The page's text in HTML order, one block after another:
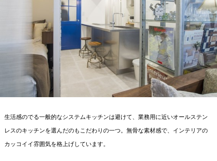
生活感のでる一般的なシステムキッチンは避けて、業務用に近いオールステン
レスのキッチンを選んだのもこだわりの一つ。無骨な素材感で、インテリアの
カッコイイ雰囲気を格上げしています。